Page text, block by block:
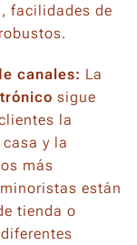
facilidades de
canales: La
sigue
la
y la
más
están
tienda o